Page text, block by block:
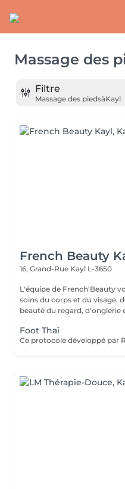
Massage des
Filtre
Massage des piedsàKayl
French Beauty
16, Grand-Rue Kayl L-3650
L'équipe de French'Beauty
soins du corps et du visage,
beauté du regard, d'onglerie
Foot Thaï